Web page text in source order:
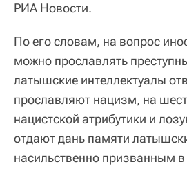
РИА Новости.
По его словам, на вопрос
можно прославлять
латышские интеллектуалы
прославляют нацизм, на
нацистской атрибутики и
отдают дань памяти
насильственно призванным